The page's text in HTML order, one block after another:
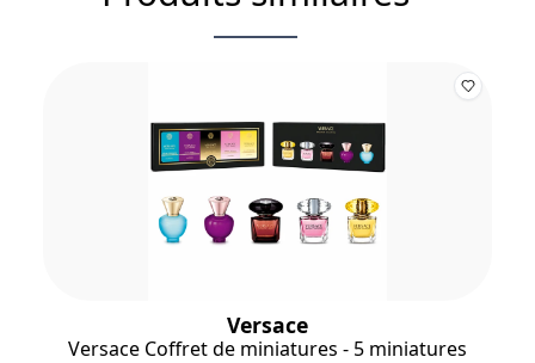
Versace
Versace Coffret de miniatures - 5 miniatures